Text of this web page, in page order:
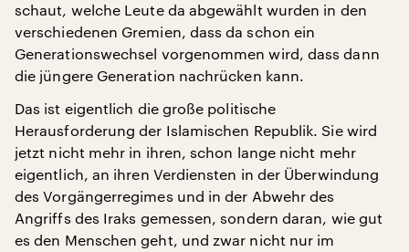
schaut, welche Leute da abgewählt wurden in den
verschiedenen Gremien, dass da schon ein
Generationswechsel vorgenommen wird, dass dann
die jüngere Generation nachrücken kann.
Das ist eigentlich die große politische
Herausforderung der Islamischen Republik. Sie wird
jetzt nicht mehr in ihren, schon lange nicht mehr
eigentlich, an ihren Verdiensten in der Überwindung
des Vorgängerregimes und in der Abwehr des
Angriffs des Iraks gemessen, sondern daran, wie gut
es den Menschen geht, und zwar nicht nur im